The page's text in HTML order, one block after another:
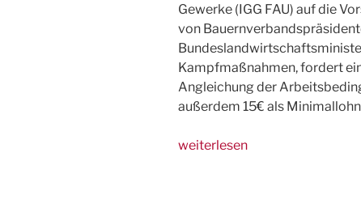
Gewerke (IGG FAU) auf die
von
Kampfmaßnahmen, fordert
Angleichung der
außerdem 15€ als
„IGG
weiterlesen